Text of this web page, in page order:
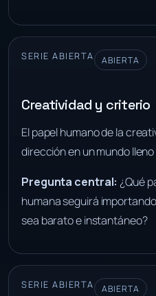
SERIE ABIERTA ABIERTA
Creatividad y criterio
El papel humano de la
dirección en un mundo
Pregunta central: ¿Qué
humana seguirá
sea barato e instantáneo?
SERIE ABIERTA ABIERTA